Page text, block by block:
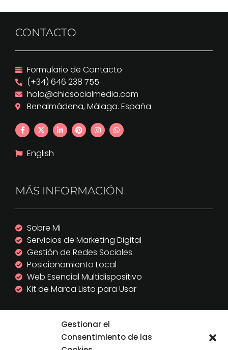
Gestionar el
Consentimiento de las
CONTACTO
Formulario de Contacto
(+34) 646 238 755
hola@chicsocialmedia.com
Benalmádena, Málaga. España
English
MÁS INFORMACIÓN
Sobre Mi
Servicios de Marketing Digital
Gestión de Redes Sociales
Posicionamiento Local
Web Esencial Multidispositivo
Kit de Marca Listo para Usar